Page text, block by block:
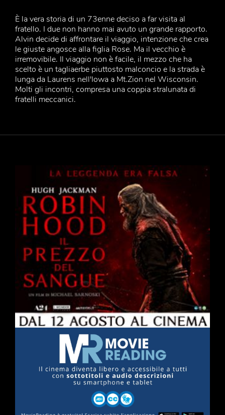
È la vera storia di un 73enne deciso a far visita al
fratello. I due non hanno mai avuto un grande rapporto.
Alvin decide di affrontare il viaggio, intenzione che crea
le giuste angosce alla figlia Rose. Ma il vecchio è
irremovibile. Il viaggio non è facile, il mezzo che ha
scelto è un tagliaerbe piuttosto malconcio e la strada è
lunga da Laurens nell'Iowa a Mt.Zion nel Wisconsin.
Molti gli incontri, compresa una coppia stralunata di
fratelli meccanici.